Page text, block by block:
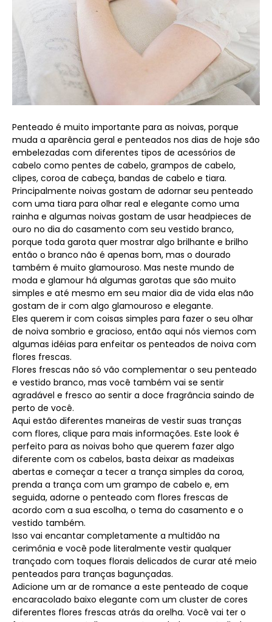
Penteado é muito importante para as noivas, porque
muda a aparência geral e penteados nos dias de hoje são
embelezadas com diferentes tipos de acessórios de
cabelo como pentes de cabelo, grampos de cabelo,
clipes, coroa de cabeça, bandas de cabelo e tiara.
Principalmente noivas gostam de adornar seu penteado
com uma tiara para olhar real e elegante como uma
rainha e algumas noivas gostam de usar headpieces de
ouro no dia do casamento com seu vestido branco,
porque toda garota quer mostrar algo brilhante e brilho
então o branco não é apenas bom, mas o dourado
também é muito glamouroso. Mas neste mundo de
moda e glamour há algumas garotas que são muito
simples e até mesmo em seu maior dia de vida elas não
gostam de ir com algo glamouroso e elegante.
Eles querem ir com coisas simples para fazer o seu olhar
de noiva sombrio e gracioso, então aqui nós viemos com
algumas idéias para enfeitar os penteados de noiva com
flores frescas.
Flores frescas não só vão complementar o seu penteado
e vestido branco, mas você também vai se sentir
agradável e fresco ao sentir a doce fragrância saindo de
perto de você.
Aqui estão diferentes maneiras de vestir suas tranças
com flores, clique para mais informações. Este look é
perfeito para as noivas boho que querem fazer algo
diferente com os cabelos, basta deixar as madeixas
abertas e começar a tecer a trança simples da coroa,
prenda a trança com um grampo de cabelo e, em
seguida, adorne o penteado com flores frescas de
acordo com a sua escolha, o tema do casamento e o
vestido também.
Isso vai encantar completamente a multidão na
cerimônia e você pode literalmente vestir qualquer
trançado com toques florais delicados de curar até meio
penteados para tranças bagunçadas.
Adicione um ar de romance a este penteado de coque
encaracolado baixo elegante com um cluster de cores
diferentes flores frescas atrás da orelha. Você vai ter o